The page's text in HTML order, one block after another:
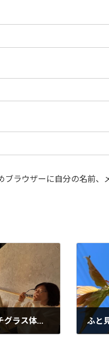
ラウザーに自分の名前、
呼吸が深まり巡りだす！イノチグラス体験会を開催しました。